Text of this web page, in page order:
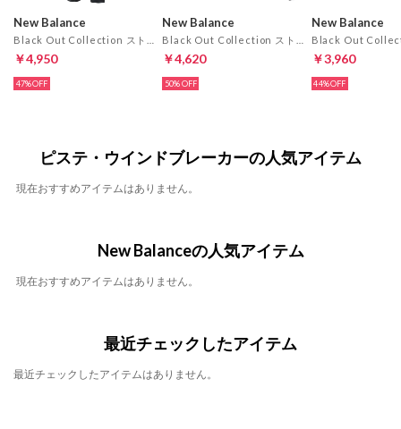
New Balance
￥4,950
47%
New Balance
￥4,620
50%
New Balance
￥3,960
44%
ピステ・ウインドブレーカーの人気アイテム
現在おすすめアイテムはありません。
New Balanceの人気アイテム
現在おすすめアイテムはありません。
最近チェックしたアイテム
最近チェックしたアイテムはありません。